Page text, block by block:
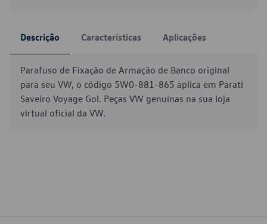
Descrição Características Aplicações
Parafuso de Fixação de Armação de Banco original
para seu VW, o código 5W0-881-865 aplica em Parati
Saveiro Voyage Gol. Peças VW genuínas na sua loja
virtual oficial da VW.